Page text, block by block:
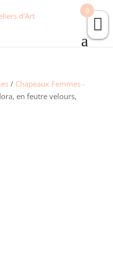
/ Chapeaux Femmes -
en feutre velours,
0